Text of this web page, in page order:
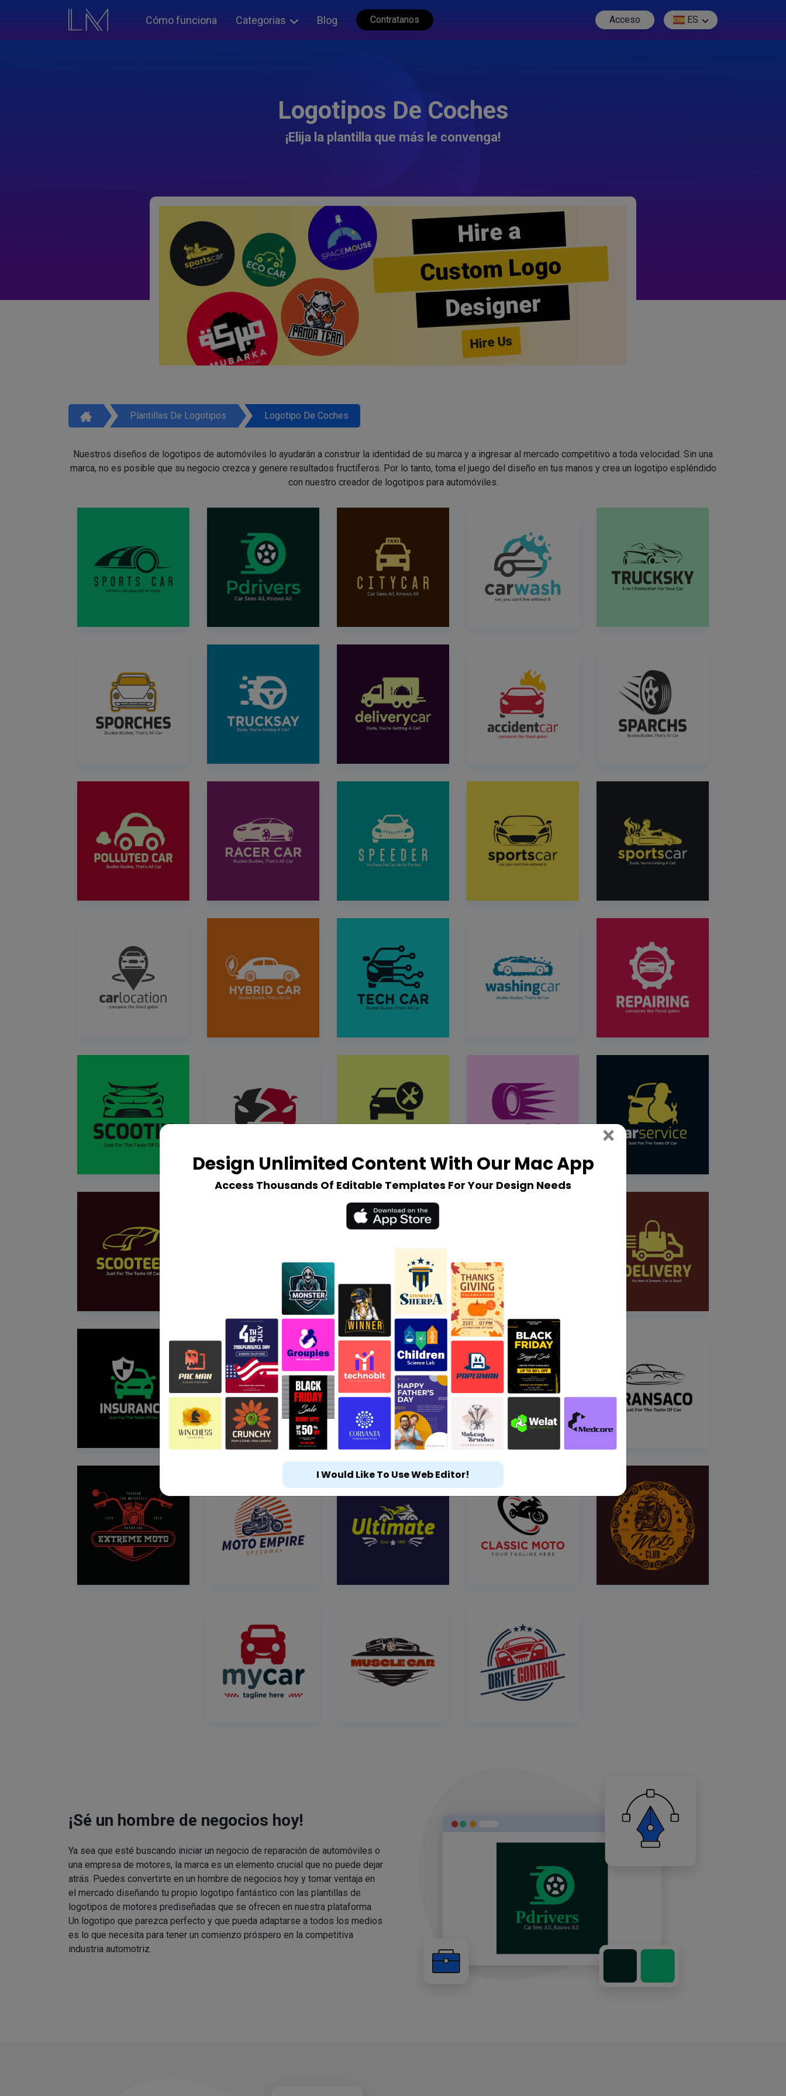
Cómo funciona Categorias Blog Contratanos Acceso ES
Logotipos De Coches
¡Elija la plantilla que más le convenga!
Hire a
Custom Logo
Designer
Hire Us
Plantillas De Logotipos Logotipo De Coches
Nuestros diseños de logotipos de automóviles lo ayudarán a construir la identidad de su marca y a ingresar al mercado competitivo a toda velocidad. Sin una
marca, no es posible que su negocio crezca y genere resultados fructíferos. Por lo tanto, toma el juego del diseño en tus manos y crea un logotipo espléndido
con nuestro creador de logotipos para automóviles.
¡Sé un hombre de negocios hoy!
Ya sea que esté buscando iniciar un negocio de reparación de automóviles o
una empresa de motores, la marca es un elemento crucial que no puede dejar
atrás. Puedes convertirte en un hombre de negocios hoy y tomar ventaja en
el mercado diseñando tu propio logotipo fantástico con las plantillas de
logotipos de motores prediseñadas que se ofrecen en nuestra plataforma.
Un logotipo que parezca perfecto y que pueda adaptarse a todos los medios
es lo que necesita para tener un comienzo próspero en la competitiva
industria automotriz.
Design Unlimited Content With Our Mac App
Access Thousands Of Editable Templates For Your Design Needs
× Close
I Would Like To Use Web Editor!